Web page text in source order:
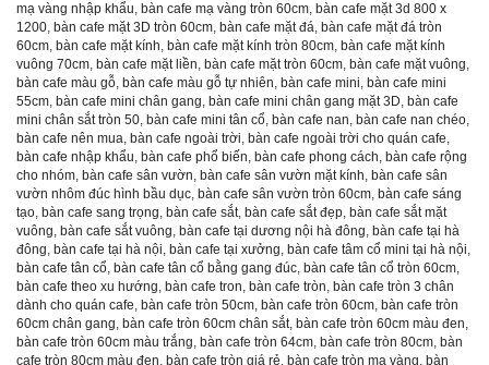
mạ vàng nhập khẩu, bàn cafe mạ vàng tròn 60cm, bàn cafe mặt 3d 800 x
1200, bàn cafe mặt 3D tròn 60cm, bàn cafe mặt đá, bàn cafe mặt đá tròn
60cm, bàn cafe mặt kính, bàn cafe mặt kính tròn 80cm, bàn cafe mặt kính
vuông 70cm, bàn cafe mặt liền, bàn cafe mặt tròn 60cm, bàn cafe mặt vuông,
bàn cafe màu gỗ, bàn cafe màu gỗ tự nhiên, bàn cafe mini, bàn cafe mini
55cm, bàn cafe mini chân gang, bàn cafe mini chân gang mặt 3D, bàn cafe
mini chân sắt tròn 50, bàn cafe mini tân cổ, bàn cafe nan, bàn cafe nan chéo,
bàn cafe nên mua, bàn cafe ngoài trời, bàn cafe ngoài trời cho quán cafe,
bàn cafe nhập khẩu, bàn cafe phổ biến, bàn cafe phong cách, bàn cafe rộng
cho nhóm, bàn cafe sân vườn, bàn cafe sân vườn mặt kính, bàn cafe sân
vườn nhôm đúc hình bầu dục, bàn cafe sân vườn tròn 60cm, bàn cafe sáng
tạo, bàn cafe sang trọng, bàn cafe sắt, bàn cafe sắt đẹp, bàn cafe sắt mặt
vuông, bàn cafe sắt vuông, bàn cafe tại dương nội hà đông, bàn cafe tại hà
đông, bàn cafe tại hà nội, bàn cafe tại xưởng, bàn cafe tâm cổ mini tại hà nội,
bàn cafe tân cổ, bàn cafe tân cổ bằng gang đúc, bàn cafe tân cổ tròn 60cm,
bàn cafe theo xu hướng, bàn cafe tron, bàn cafe tròn, bàn cafe tròn 3 chân
dành cho quán cafe, bàn cafe tròn 50cm, bàn cafe tròn 60cm, bàn cafe tròn
60cm chân gang, bàn cafe tròn 60cm chân sắt, bàn cafe tròn 60cm màu đen,
bàn cafe tròn 60cm màu trắng, bàn cafe tròn 64cm, bàn cafe tròn 80cm, bàn
cafe tròn 80cm màu đen, bàn cafe tròn giá rẻ, bàn cafe tròn mạ vàng, bàn